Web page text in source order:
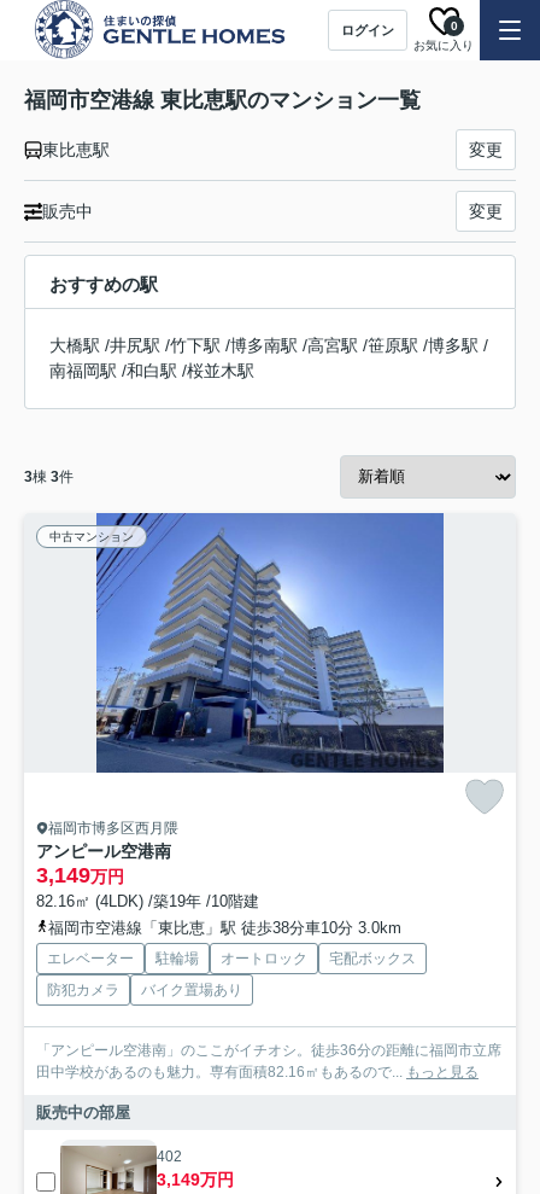
ログイン
お気に入り
0
福岡市空港線 東比恵駅のマンション一覧
東比恵駅 変更
販売中 変更
おすすめの駅
大橋駅 /井尻駅 /竹下駅 /博多南駅 /高宮駅 /笹原駅 /博多駅 /
南福岡駅 /和白駅 /桜並木駅
3棟 3件
中古マンション
福岡市博多区西月隈
アンピール空港南
3,149万円
82.16㎡ (4LDK) /築19年 /10階建
福岡市空港線「東比恵」駅 徒歩38分車10分 3.0km
エレベーター 駐輪場 オートロック
宅配ボックス
防犯カメラ
バイク置場あり
「アンピール空港南」のここがイチオシ。徒歩36分の距離に福岡市立席
田中学校があるのも魅力。専有面積82.16㎡もあるので... もっと見る
販売中の部屋
402
3,149万円